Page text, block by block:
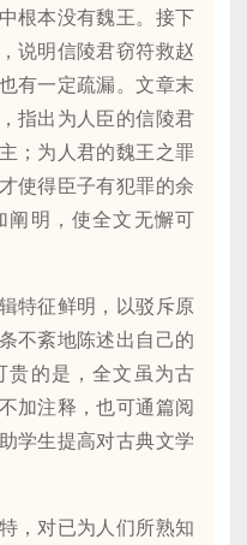
根本没有魏王。接下
说明信陵君窃符救赵
有一定疏漏。文章末
指出为人臣的信陵君
；为人君的魏王之罪
使得臣子有犯罪的余
阐明，使全文无懈可
征鲜明，以驳斥原
不紊地陈述出自己的
贵的是，全文虽为古
加注释，也可通篇阅
学生提高对古典文学
对已为人们所熟知